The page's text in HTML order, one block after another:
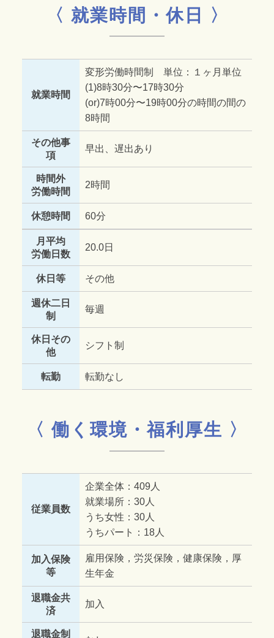
〈 就業時間・休日 〉
就業時間
変形労働時間制 単位：１ヶ月単位
(1)8時30分〜17時30分
(or)7時00分〜19時00分の時間の間の
8時間
その他事
項
早出、遅出あり
時間外
労働時間
2時間
休憩時間 60分
月平均
労働日数
20.0日
休日等 その他
週休二日
制
毎週
休日その
他
シフト制
転勤 転勤なし
〈 働く環境・福利厚生 〉
従業員数
企業全体：409人
就業場所：30人
うち女性：30人
うちパート：18人
加入保険
等
雇用保険，労災保険，健康保険，厚
生年金
退職金共
済
加入
退職金制